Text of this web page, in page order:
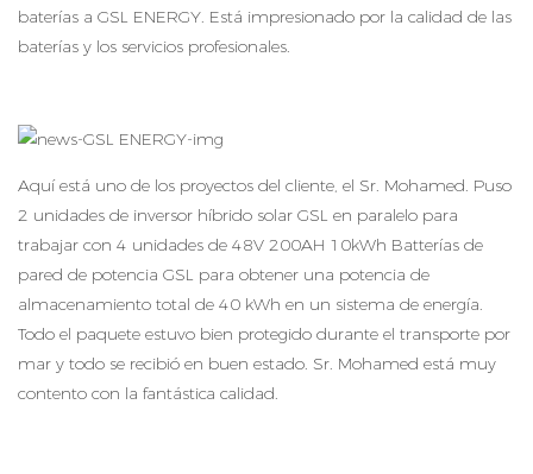
baterías a GSL ENERGY. Está impresionado por la calidad de las
baterías y los servicios profesionales.
Aquí está uno de los proyectos del cliente, el Sr. Mohamed. Puso
2 unidades de inversor híbrido solar GSL en paralelo para
trabajar con 4 unidades de 48V 200AH 10kWh Batterías de
pared de potencia GSL para obtener una potencia de
almacenamiento total de 40 kWh en un sistema de energía.
Todo el paquete estuvo bien protegido durante el transporte por
mar y todo se recibió en buen estado. Sr. Mohamed está muy
contento con la fantástica calidad.